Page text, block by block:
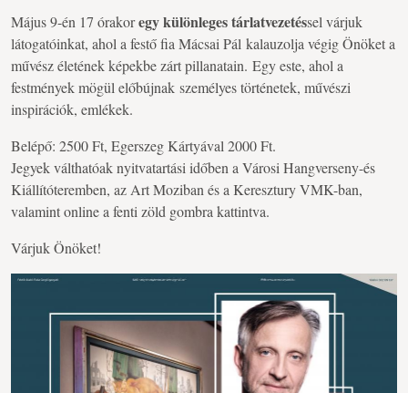
Május 9-én 17 órakoregy különleges tárlatvezetéssel várjuk
látogatóinkat, ahol a festő fia Mácsai Pál kalauzolja végig Önöket a
művész életének képekbe zárt pillanatain. Egy este, ahol a
festmények mögül előbújnak személyes történetek, művészi
inspirációk, emlékek.
Belépő: 2500 Ft, Egerszeg Kártyával 2000 Ft.
Jegyek válthatóak nyitvatartási időben a Városi Hangverseny-és
Kiállítóteremben, az Art Moziban és a Keresztury VMK-ban,
valamint online a fenti zöld gombra kattintva.
Várjuk Önöket!